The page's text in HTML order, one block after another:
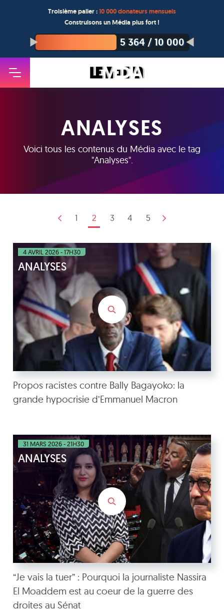
Troisième palier :10 000 donateurs mensuels
Construisons un Média plus fort !
5 364/10 000
ANALYSES
Voici tous les contenus du Média avec le tag
"Analyses".
1 2 3 4 5
4 AVRIL 2026 - 17H30
ANALYSES
Propos racistes contre Bally Bagayoko: la
grande hypocrisie d’Emmanuel Macron
31 MARS 2026 - 21H30
ANALYSES
“Je vais la tuer” : Pourquoi la journaliste Nassira
El Moaddem est au coeur de la guerre des
droites au Sénat